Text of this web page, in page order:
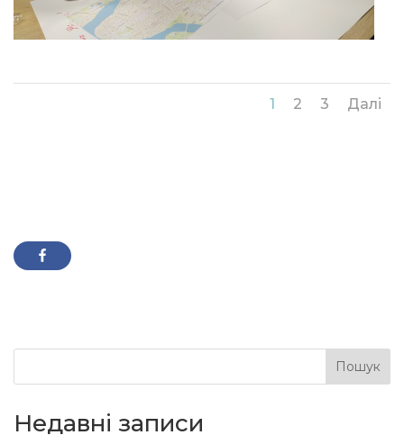
1 2 3 Далі
Пошук
Недавні записи